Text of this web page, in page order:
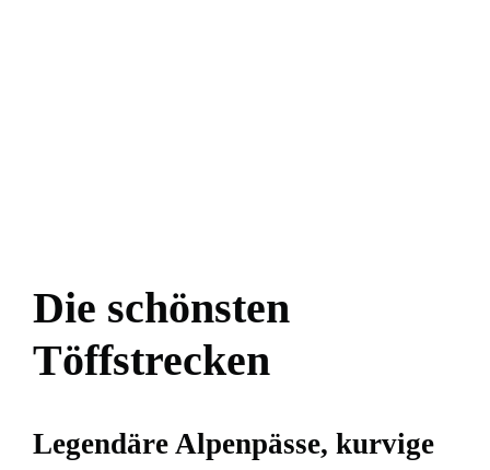
Die schönsten
Töffstrecken
Legendäre Alpenpässe, kurvige